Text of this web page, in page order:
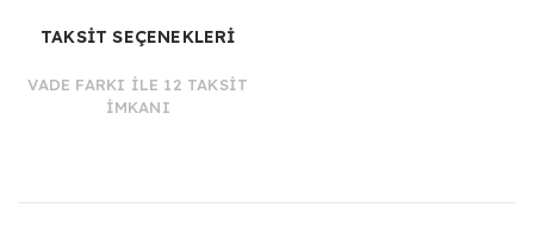
TAKSİT SEÇENEKLERİ
VADE FARKI İLE 12 TAKSİT
İMKANI